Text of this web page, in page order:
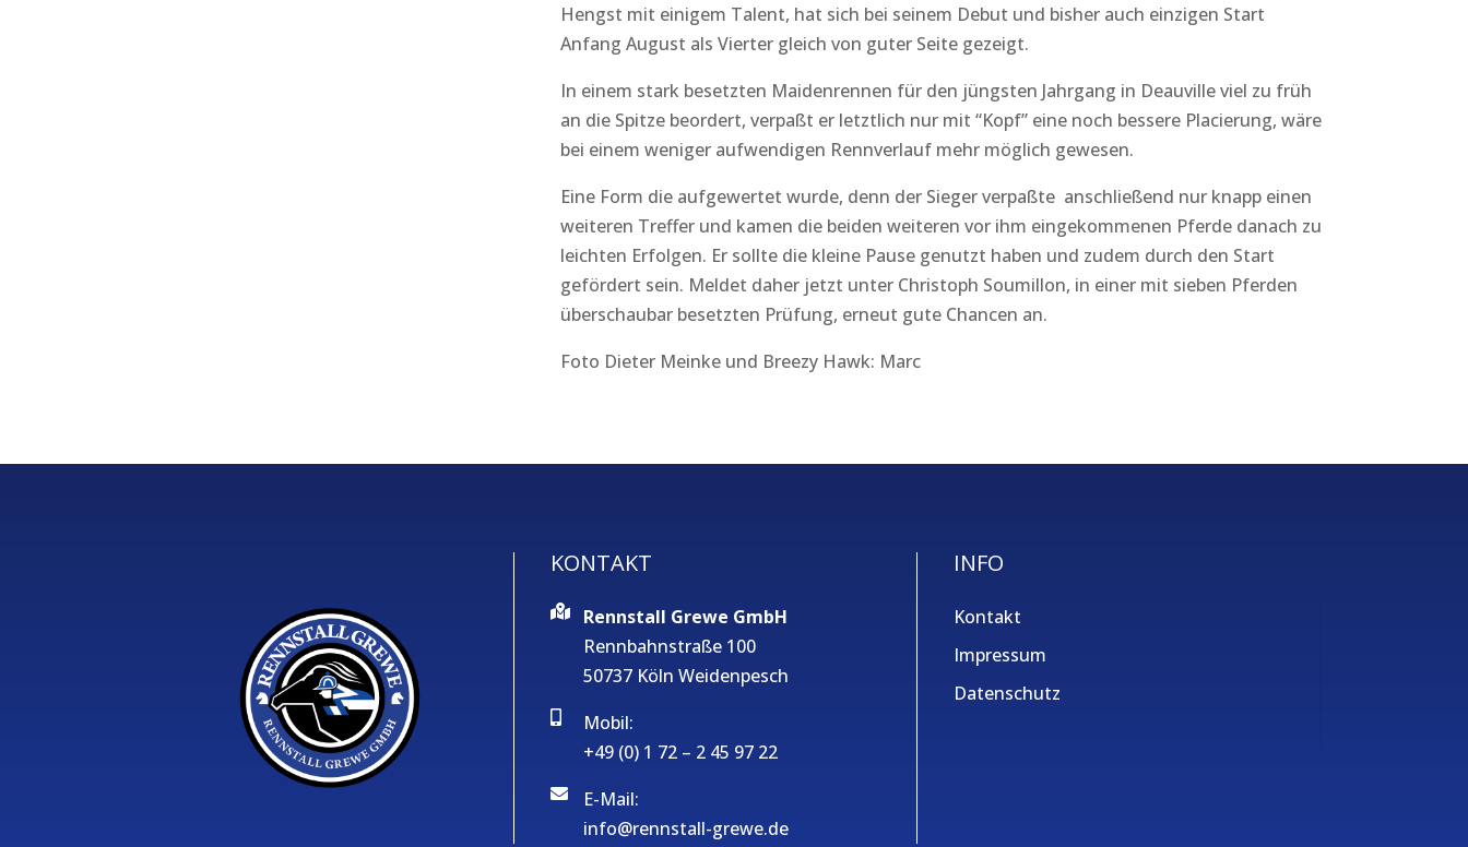
Hengst mit einigem Talent, hat sich bei seinem Debut und bisher auch einzigen Start
Anfang August als Vierter gleich von guter Seite gezeigt.
In einem stark besetzten Maidenrennen für den jüngsten Jahrgang in Deauville viel zu früh
an die Spitze beordert, verpaßt er letztlich nur mit “Kopf” eine noch bessere Placierung, wäre
bei einem weniger aufwendigen Rennverlauf mehr möglich gewesen.
Eine Form die aufgewertet wurde, denn der Sieger verpaßte anschließend nur knapp einen
weiteren Treffer und kamen die beiden weiteren vor ihm eingekommenen Pferde danach zu
leichten Erfolgen. Er sollte die kleine Pause genutzt haben und zudem durch den Start
gefördert sein. Meldet daher jetzt unter Christoph Soumillon, in einer mit sieben Pferden
überschaubar besetzten Prüfung, erneut gute Chancen an.
Foto Dieter Meinke und Breezy Hawk: Marc
KONTAKT
Rennstall Grewe GmbH
Rennbahnstraße 100
50737 Köln Weidenpesch
Mobil:
+49 (0) 1 72 – 2 45 97 22
E-Mail:
info@rennstall-grewe.de
INFO
Kontakt
Impressum
Datenschutz